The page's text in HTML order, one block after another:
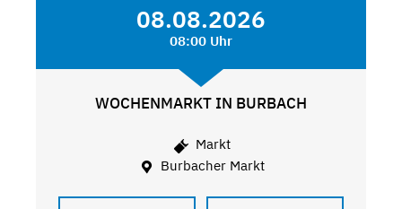
08.08.2026
08:00 Uhr
WOCHENMARKT IN BURBACH
Markt
Burbacher Markt